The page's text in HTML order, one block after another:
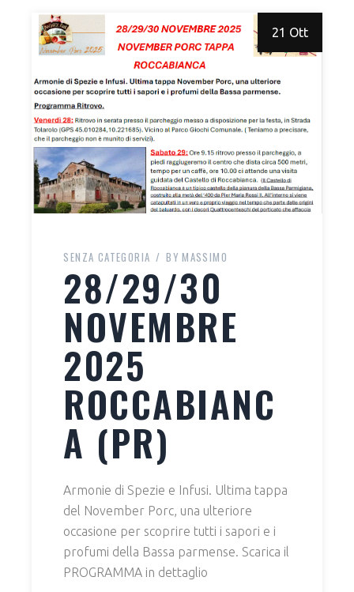
21 Ott
SENZA CATEGORIA BY MASSIMO
28/29/30
NOVEMBRE
2025
ROCCABIANC
A (PR)
Armonie di Spezie e Infusi. Ultima tappa
del November Porc, una ulteriore
occasione per scoprire tutti i sapori e i
profumi della Bassa parmense. Scarica il
PROGRAMMA in dettaglio